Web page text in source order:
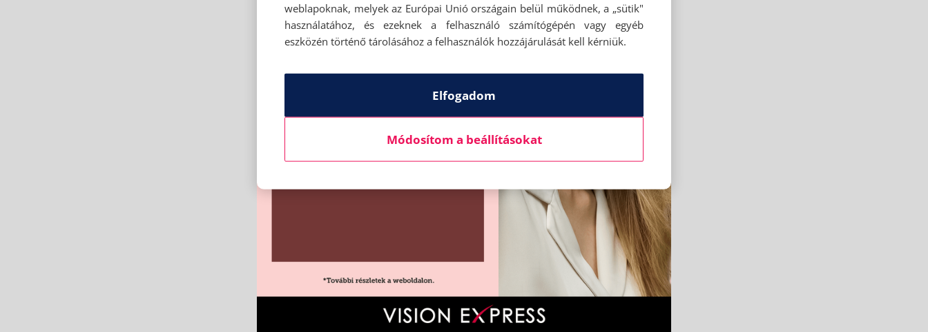
weblapoknak, melyek az Európai Unió országain belül működnek, a „sütik"
használatához, és ezeknek a felhasználó számítógépén vagy egyéb
eszközén történő tárolásához a felhasználók hozzájárulását kell kérniük.
Elfogadom
Módosítom a beállításokat